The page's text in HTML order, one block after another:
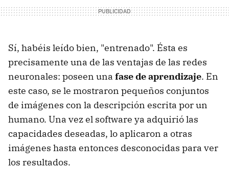
Sí, habéis leído bien, "entrenado". Ésta es
precisamente una de las ventajas de las redes
neuronales: poseen una fase de aprendizaje. En
este caso, se le mostraron pequeños conjuntos
de imágenes con la descripción escrita por un
humano. Una vez el software ya adquirió las
capacidades deseadas, lo aplicaron a otras
imágenes hasta entonces desconocidas para ver
los resultados.